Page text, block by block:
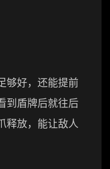
够好，还能提前
到盾牌后就往后
释放，能让敌人